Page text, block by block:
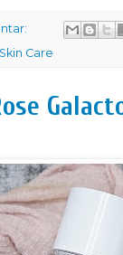
Skin Care